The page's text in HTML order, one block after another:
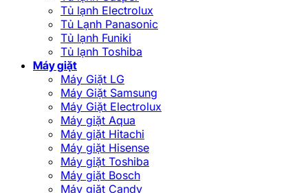
Tủ lạnh Electrolux
Tủ Lạnh Panasonic
Tủ lạnh Funiki
Tủ lạnh Toshiba
Máy giặt
Máy Giặt LG
Máy Giặt Samsung
Máy Giặt Electrolux
Máy giặt Aqua
Máy giặt Hitachi
Máy giặt Hisense
Máy giặt Toshiba
Máy giặt Bosch
Máy giặt Candy